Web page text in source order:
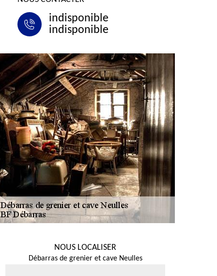
indisponible
indisponible
NOUS LOCALISER
Débarras de grenier et cave Neulles